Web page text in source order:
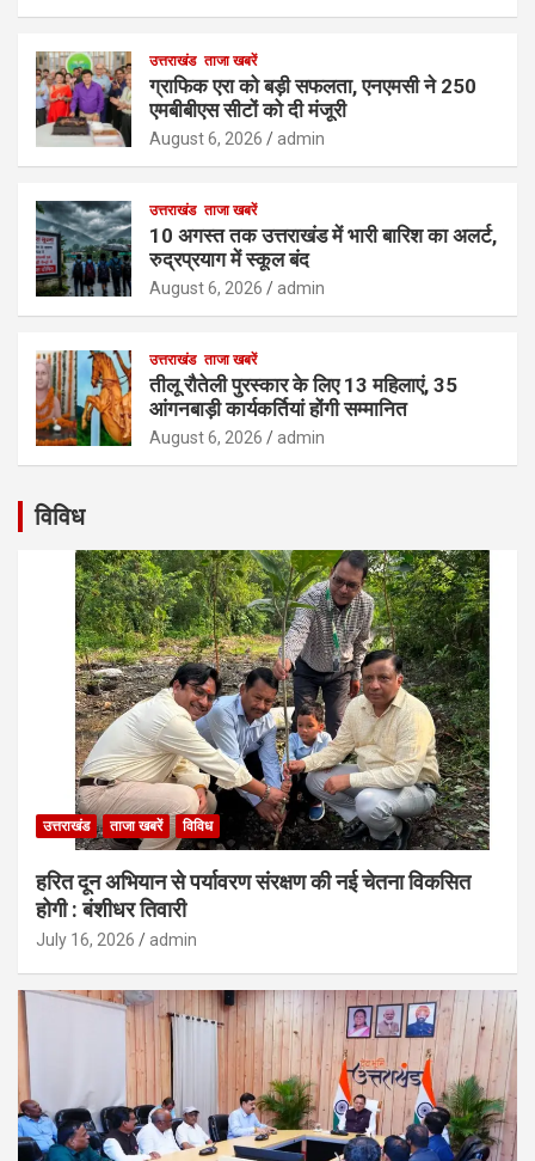
उत्तराखंड ताजा खबरें
ग्राफिक एरा को बड़ी सफलता, एनएमसी ने 250
एमबीबीएस सीटों को दी मंजूरी
August 6, 2026 admin
उत्तराखंड ताजा खबरें
10 अगस्त तक उत्तराखंड में भारी बारिश का अलर्ट,
रुद्रप्रयाग में स्कूल बंद
August 6, 2026 admin
उत्तराखंड ताजा खबरें
तीलू रौतेली पुरस्कार के लिए 13 महिलाएं, 35
आंगनबाड़ी कार्यकर्तियां होंगी सम्मानित
August 6, 2026 admin
विविध
उत्तराखंड ताजा खबरें विविध
हरित दून अभियान से पर्यावरण संरक्षण की नई चेतना विकसित
होगी : बंशीधर तिवारी
July 16, 2026 admin